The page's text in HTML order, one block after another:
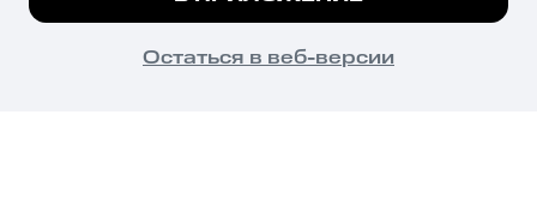
законодательством ответственность.
© 2026 ООО «КИОН».
Все права защищены
Подробнее
ПОНЯТНО
Остаться в веб-версии